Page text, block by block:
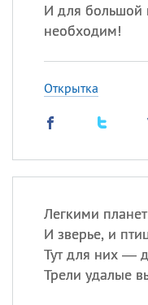
И для большой
необходим!
Открытка
Легкими
И зверье, и
Тут для них —
Трели удалые